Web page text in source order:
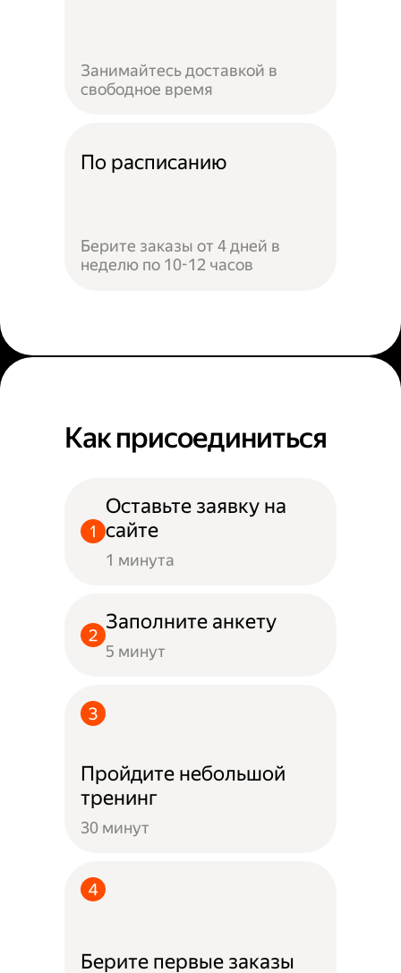
Занимайтесь доставкой в
свободное время
По расписанию
Берите заказы от 4 дней в
неделю по 10-12 часов
Как присоединиться
Оставьте заявку на
сайте
1 минута
Заполните анкету
5 минут
Пройдите небольшой
тренинг
30 минут
Берите первые заказы